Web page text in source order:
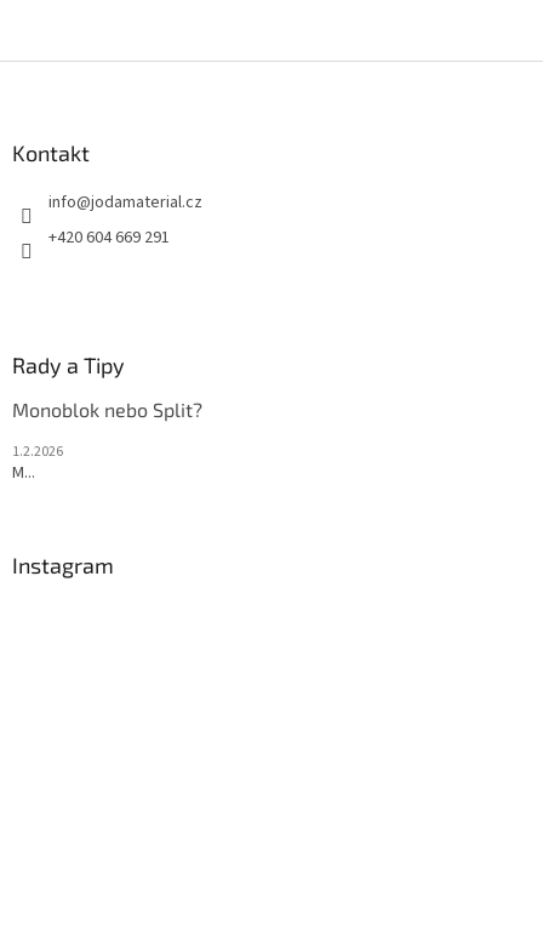
Kontakt
info@jodamaterial.cz
+420 604 669 291
Rady a Tipy
Monoblok nebo Split?
1.2.2026
M...
Instagram